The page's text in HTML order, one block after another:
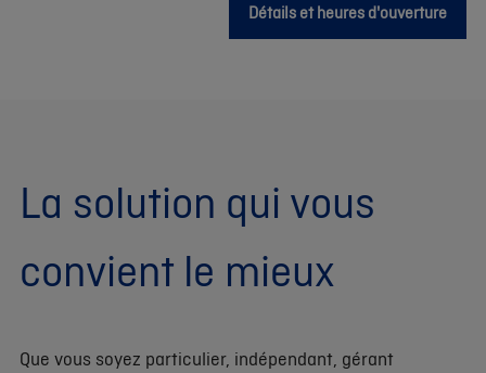
Détails et heures d'ouverture
La solution qui vous
convient le mieux
Que vous soyez particulier, indépendant, gérant